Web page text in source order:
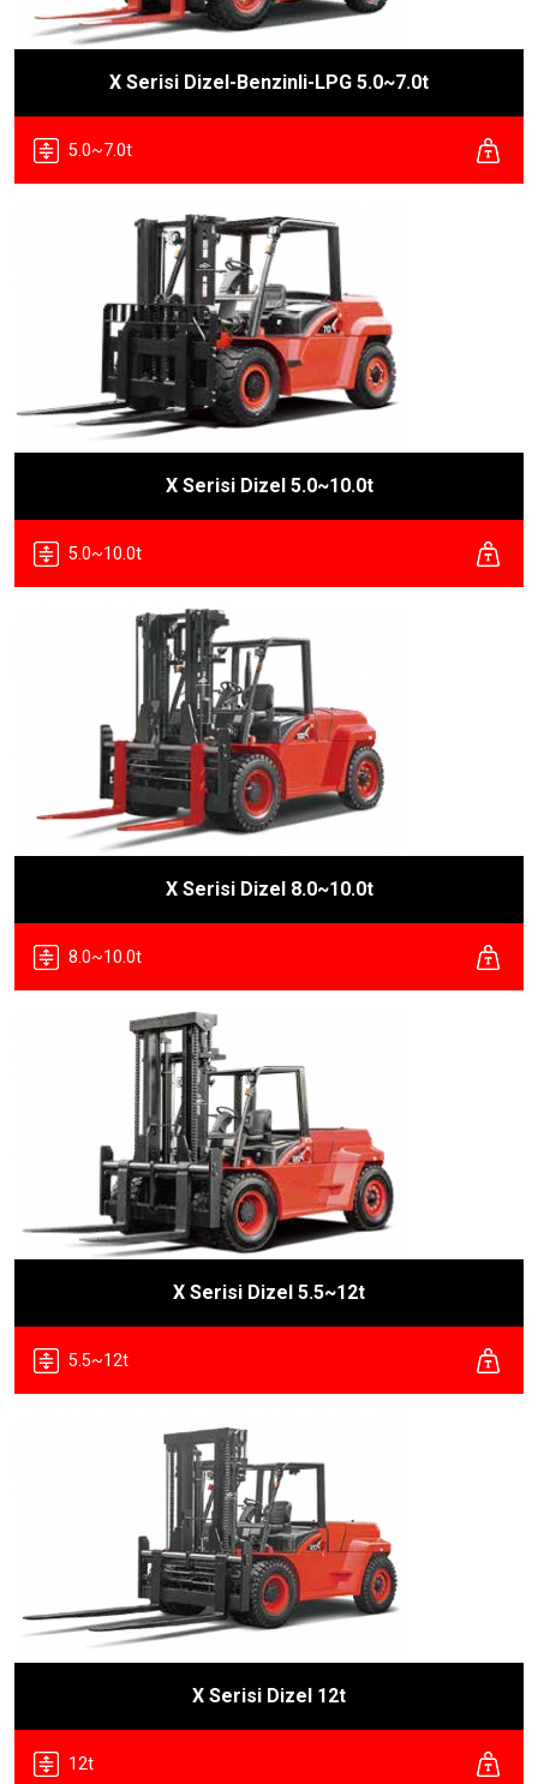
X Serisi Dizel-Benzinli-LPG 5.0~7.0t
5.0~7.0t
X Serisi Dizel 5.0~10.0t
5.0~10.0t
X Serisi Dizel 8.0~10.0t
8.0~10.0t
X Serisi Dizel 5.5~12t
5.5~12t
X Serisi Dizel 12t
12t